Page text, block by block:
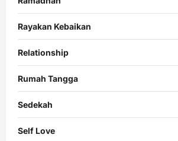
Rayakan Kebaikan
Relationship
Rumah Tangga
Sedekah
Self Love